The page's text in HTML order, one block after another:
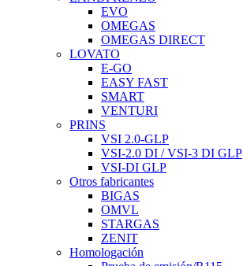
EVO
OMEGAS
OMEGAS DIRECT
LOVATO
E-GO
EASY FAST
SMART
VENTURI
PRINS
VSI 2.0-GLP
VSI-2.0 DI / VSI-3 DI GLP
VSI-DI GLP
Otros fabricantes
BIGAS
OMVL
STARGAS
ZENIT
Homologación